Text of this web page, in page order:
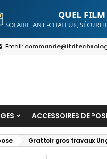
QUEL FILM
SOLAIRE, ANTI-CHALEUR,
Email:
ACCESSOIRES DE
Grattoir gros travaux
Add to
add_circle_outline Create
Wishlist
Sign in
You need